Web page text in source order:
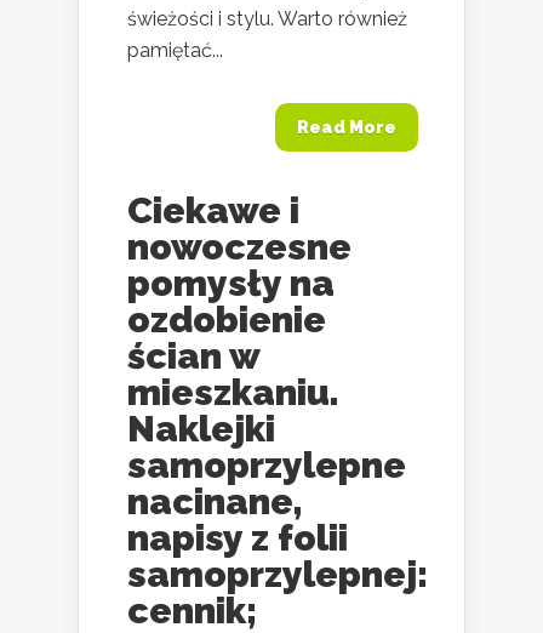
świeżości i stylu. Warto również
pamiętać...
Read More
Ciekawe i
nowoczesne
pomysły na
ozdobienie
ścian w
mieszkaniu.
Naklejki
samoprzylepne
nacinane,
napisy z folii
samoprzylepnej:
cennik;